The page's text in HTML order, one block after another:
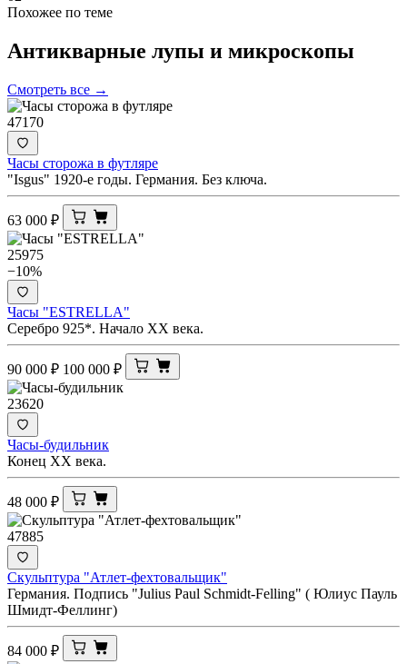
Похожее по теме
Антикварные лупы и микроскопы
Смотреть все →
47170
Часы сторожа в футляре
"Isgus" 1920-e годы. Германия. Без ключа.
63 000 ₽
25975
−10%
Часы "ESTRELLA"
Серебро 925*. Начало ХХ века.
90 000 ₽ 100 000 ₽
23620
Часы-будильник
Конец ХХ века.
48 000 ₽
47885
Скульптура "Атлет-фехтовальщик"
Германия. Подпись "Julius Paul Schmidt-Felling" ( Юлиус Пауль
Шмидт-Феллинг)
84 000 ₽